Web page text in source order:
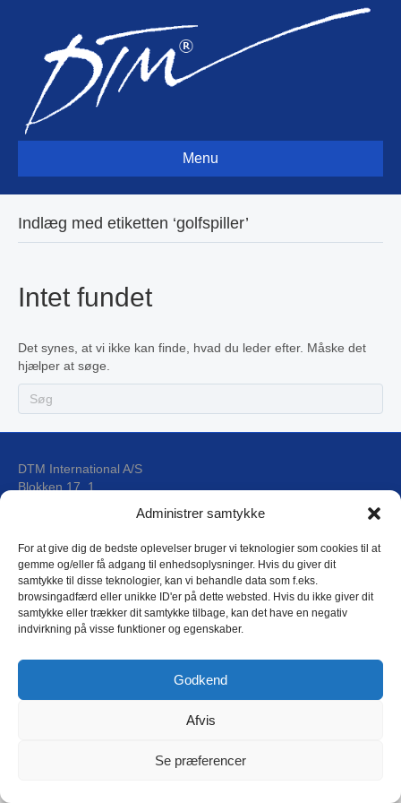
Administrer samtykke
For at give dig de bedste oplevelser bruger vi teknologier som cookies til at
gemme og/eller få adgang til enhedsoplysninger. Hvis du giver dit
samtykke til disse teknologier, kan vi behandle data som f.eks.
browsingadfærd eller unikke ID'er på dette websted. Hvis du ikke giver dit
samtykke eller trækker dit samtykke tilbage, kan det have en negativ
indvirkning på visse funktioner og egenskaber.
Godkend
Afvis
Se præferencer
Menu
Indlæg med etiketten ‘golfspiller’
Intet fundet
Det synes, at vi ikke kan finde, hvad du leder efter. Måske det
hjælper at søge.
DTM International A/S
Blokken 17, 1
E-mail: dtm@dtm.dk
Tlf.: (+45) 4593 4588
CVR: 17 79 31 44
Copyright © 2018 DTM International as